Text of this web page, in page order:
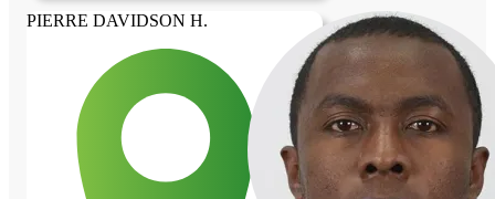
aide pour les actes de la vie quotidienne,
selon vos besoins. Je suis également prêt à
prévoir une participation financière
mensuelle pour l’hébergement. Je
recherche une solution basée sur la
confiance, le respect et un échange
équilibré. Je serais heureux d’échanger
avec vous afin de voir si nous pouvons
trouver un arrangement. Cordialement
PIERRE DAVIDSON H.